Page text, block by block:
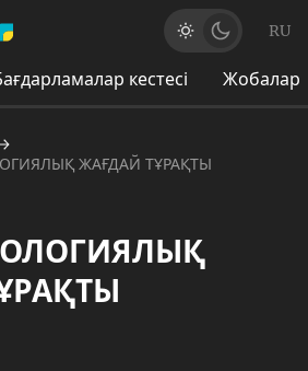
RU
кестесі Жобалар
ЖАҒДАЙ ТҰРАҚТЫ